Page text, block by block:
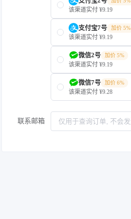
该渠道实付 ¥9.19
支付宝7号 加价 5%
该渠道实付 ¥9.19
微信2号 加价 5%
该渠道实付 ¥9.19
微信7号 加价 6%
该渠道实付 ¥9.28
联系邮箱